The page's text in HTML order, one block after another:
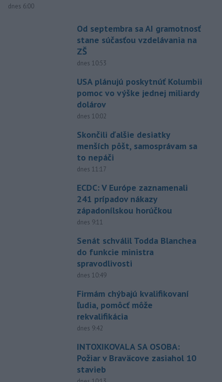
dnes 6:00
Od septembra sa AI gramotnosť
stane súčasťou vzdelávania na
ZŠ
dnes 10:53
USA plánujú poskytnúť Kolumbii
pomoc vo výške jednej miliardy
dolárov
dnes 10:02
Skončili ďalšie desiatky
menších pôšt, samosprávam sa
to nepáči
dnes 11:17
ECDC: V Európe zaznamenali
241 prípadov nákazy
západonílskou horúčkou
dnes 9:11
Senát schválil Todda Blanchea
do funkcie ministra
spravodlivosti
dnes 10:49
Firmám chýbajú kvalifikovaní
ľudia, pomôcť môže
rekvalifikácia
dnes 9:42
INTOXIKOVALA SA OSOBA:
Požiar v Braväcove zasiahol 10
stavieb